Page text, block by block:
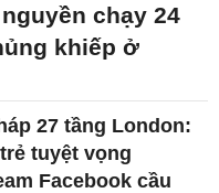
chạy 24
khiếp ở
27 tầng London:
tuyệt vọng
Facebook cầu